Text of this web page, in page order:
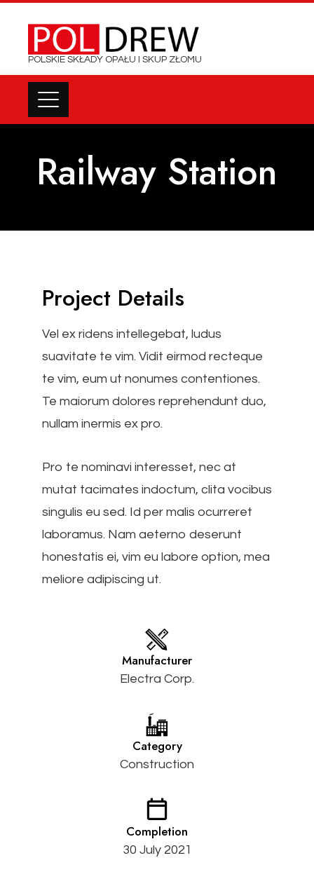
POLSKIE SKŁADY OPAŁU I SKUP ZŁOMU
Railway Station
Project Details
Vel ex ridens intellegebat, ludus
suavitate te vim. Vidit eirmod recteque
te vim, eum ut nonumes contentiones.
Te maiorum dolores reprehendunt duo,
nullam inermis ex pro.
Pro te nominavi interesset, nec at
mutat tacimates indoctum, clita vocibus
singulis eu sed. Id per malis ocurreret
laboramus. Nam aeterno deserunt
honestatis ei, vim eu labore option, mea
meliore adipiscing ut.
Manufacturer
Electra Corp.
Category
Construction
Completion
30 July 2021